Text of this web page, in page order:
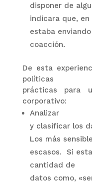
disponer de
indicara que,
estaba
coacción.
De esta
políticas
prácticas para
corporativo:
Analizar
y clasificar los
Los más
escasos.
Si
cantidad de
datos como,